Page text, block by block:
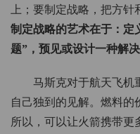
上；要制定战略，把方针
制定战略的艺术在于：定
题”，预见或设计一种解决
马斯克对于航天飞机
自己独到的见解。燃料的
所以，可以让火箭携带更